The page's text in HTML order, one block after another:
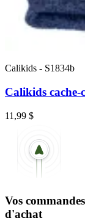
Calikids - S1834b
Calikids cache-
11,99 $
Vos
d'achat